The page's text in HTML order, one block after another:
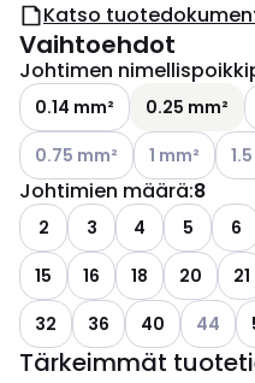
Katso
Vaihtoehdot
Johtimen
0.14 mm² 0.25 mm²
Katso käytettävissä olevat
0.75 mm² Katso
1 mm²
Johtimien määrä:8
2 3 4 5 6
15
16 18 20 21
32
36 40 Katso
44
Tärkeimmät